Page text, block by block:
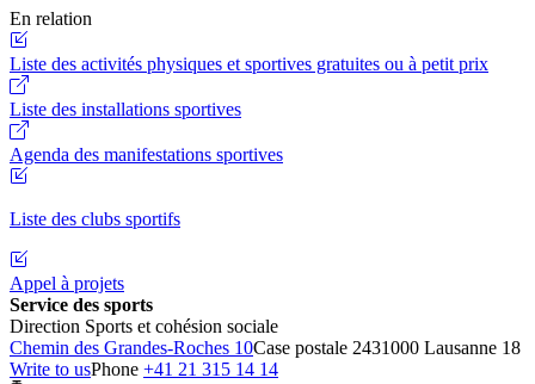
En relation
Liste des activités physiques et sportives gratuites ou à petit prix
Liste des installations sportives
Agenda des manifestations sportives
Liste des clubs sportifs
Appel à projets
Service des sports
Direction Sports et cohésion sociale
Chemin des Grandes-Roches 10Case postale 2431000 Lausanne 18
Write to usPhone +41 21 315 14 14